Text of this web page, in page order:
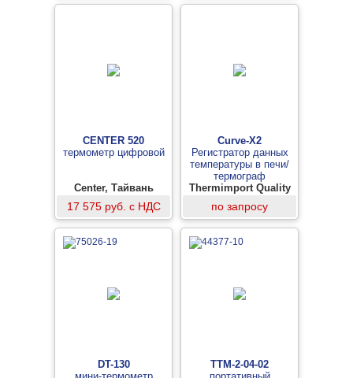
CENTER 520
термометр цифровой
Center, Тайвань
17 575 руб. с НДС
Curve-X2
Регистратор данных
температуры в печи/
термограф
Thermimport Quality
по запросу
DT-130
ТТМ-2-04-02